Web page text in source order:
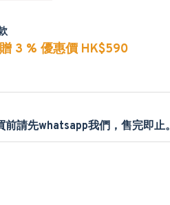
3 % 優惠價 HK$590
請先whatsapp我們，售完即止。